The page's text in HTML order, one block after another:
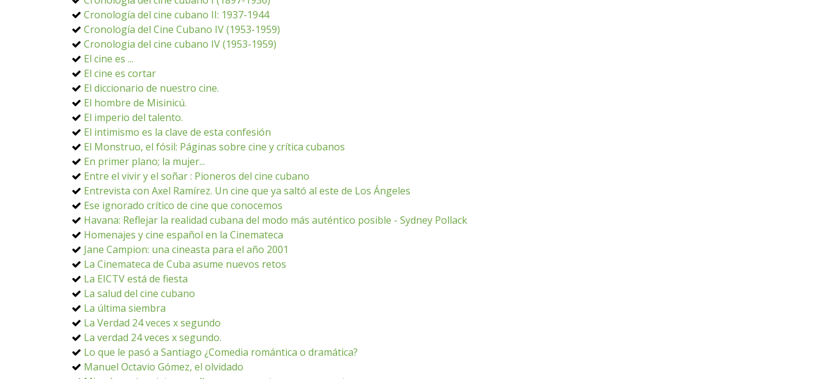
Cronología del cine cubano II: 1937-1944
Cronología del Cine Cubano IV (1953-1959)
Cronologia del cine cubano IV (1953-1959)
El cine es ...
El cine es cortar
El diccionario de nuestro cine.
El hombre de Misinicú.
El imperio del talento.
El intimismo es la clave de esta confesión
El Monstruo, el fósil: Páginas sobre cine y crítica cubanos
En primer plano; la mujer...
Entre el vivir y el soñar : Pioneros del cine cubano
Entrevista con Axel Ramírez. Un cine que ya saltó al este de Los Ángeles
Ese ignorado crítico de cine que conocemos
Havana: Reflejar la realidad cubana del modo más auténtico posible - Sydney Pollack
Homenajes y cine español en la Cinemateca
Jane Campion: una cineasta para el año 2001
La Cinemateca de Cuba asume nuevos retos
La EICTV está de fiesta
La salud del cine cubano
La última siembra
La Verdad 24 veces x segundo
La verdad 24 veces x segundo.
Lo que le pasó a Santiago ¿Comedia romántica o dramática?
Manuel Octavio Gómez, el olvidado